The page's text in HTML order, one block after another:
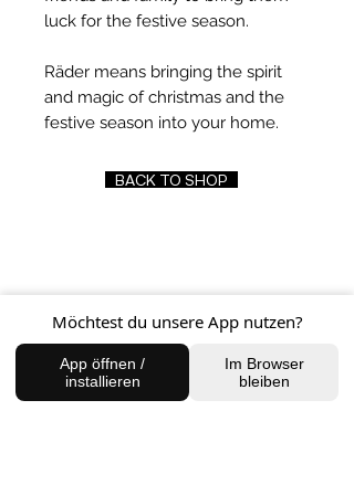
luck for the festive season.
Räder means bringing the spirit
and magic of christmas and the
festive season into your home.
BACK TO SHOP
Charlottenburg Studio
Englische Straße 21, 10587
charlottenburg@houseofhealingberlin.com
Möchtest du unsere App nutzen?
App öffnen /
installieren
Im Browser
bleiben